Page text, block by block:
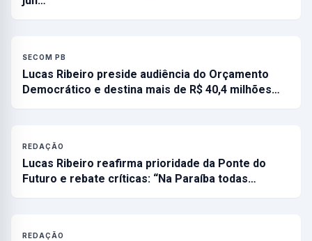
SECOM PB
Lucas Ribeiro preside audiência do Orçamento
Democrático e destina mais de R$ 40,4 milhões…
REDAÇÃO
Lucas Ribeiro reafirma prioridade da Ponte do
Futuro e rebate críticas: “Na Paraíba todas…
REDAÇÃO